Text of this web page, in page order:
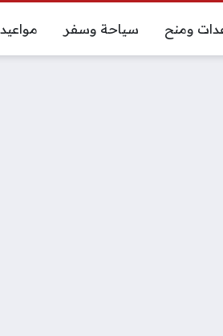
ومنح سياحة وسفر مواعيد